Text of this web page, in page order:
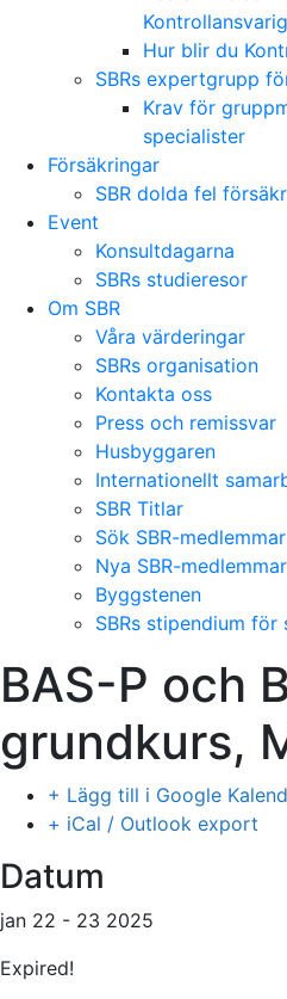
Hur blir du
SBRs expertgrupp
Krav för
specialister
Försäkringar
SBR dolda fel
Event
Konsultdagarna
SBRs studieresor
Om SBR
Våra värderingar
SBRs organisation
Kontakta oss
Press och remissvar
Husbyggaren
Internationellt
SBR Titlar
Sök SBR-medlemmar
Nya SBR-medlemmar
Byggstenen
SBRs stipendium för
BAS-P och
grundkurs,
+ Lägg till i Google
+ iCal / Outlook export
Datum
jan 22 - 23 2025
Expired!